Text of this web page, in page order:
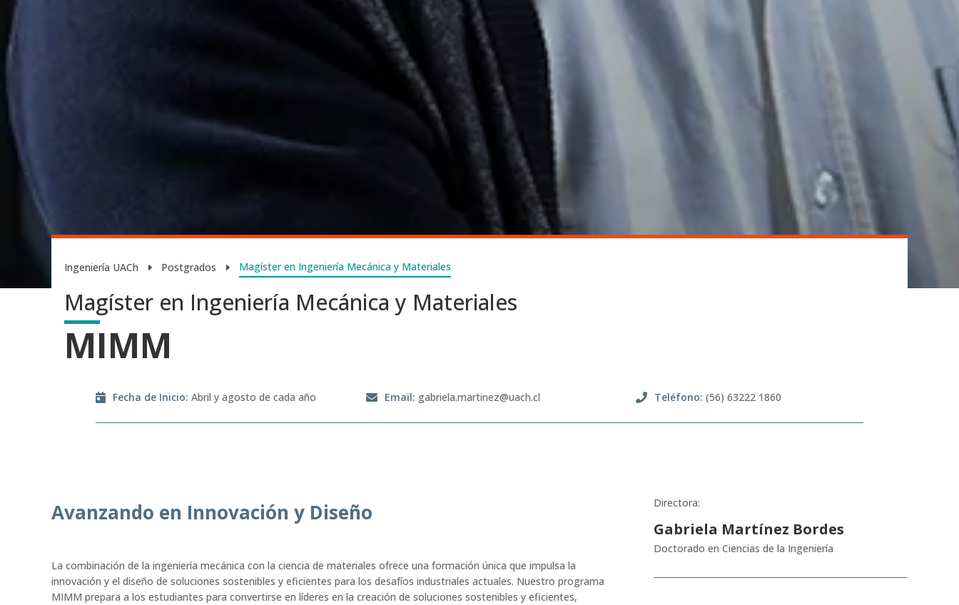
Ingeniería UACh E Postgrados E Magíster en Ingeniería Mecánica y Materiales
Magíster en Ingeniería Mecánica y Materiales
MIMM
Fecha de Inicio:Abril y agosto de cada año Email: gabriela.martinez@uach.cl Teléfono: (56) 63222 1860
Avanzando en Innovación y Diseño
La combinación de la ingeniería mecánica con la ciencia de materiales ofrece una formación única que impulsa la
innovación y el diseño de soluciones sostenibles y eficientes para los desafíos industriales actuales. Nuestro programa
MIMM prepara a los estudiantes para convertirse en líderes en la creación de soluciones sostenibles y eficientes,
Directora:
Gabriela Martínez Bordes
Doctorado en Ciencias de la Ingeniería